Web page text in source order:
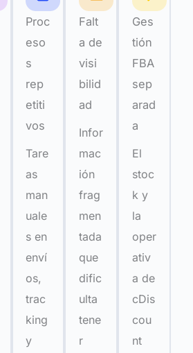
Proc
eso
s
rep
etiti
vos
Tare
as
man
uale
s en
enví
os,
trac
king
y
Falt
a de
visi
bilid
ad
Infor
mac
ión
frag
men
tada
que
dific
ulta
tene
r
Ges
tión
FBA
sep
arad
a
El
stoc
k y
la
oper
ativ
a de
cDis
cou
nt